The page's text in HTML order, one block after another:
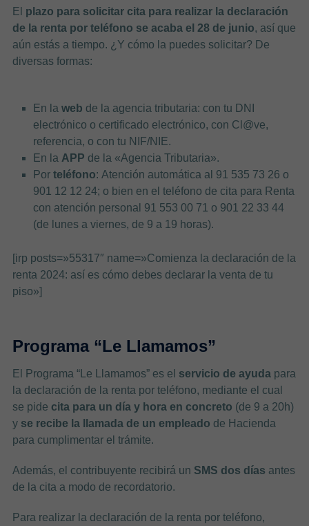
El plazo para solicitar cita para realizar la declaración
de la renta por teléfono se acaba el 28 de junio, así que
aún estás a tiempo. ¿Y cómo la puedes solicitar? De
diversas formas:
En laweb de la agencia tributaria: con tu DNI
electrónico o certificado electrónico, con Cl@ve,
referencia, o con tu NIF/NIE.
En la APP de la «Agencia Tributaria».
Porteléfono: Atención automática al 91 535 73 26 o
901 12 12 24; o bien en el teléfono de cita para Renta
con atención personal 91 553 00 71 o 901 22 33 44
(de lunes a viernes, de 9 a 19 horas).
[irp posts=»55317″ name=»Comienza la declaración de la
renta 2024: así es cómo debes declarar la venta de tu
piso»]
Programa “Le Llamamos”
El Programa “Le Llamamos” es el servicio de ayudapara
la declaración de la renta por teléfono, mediante el cual
se pide cita para un día y hora en concreto (de 9 a 20h)
y se recibe la llamada de un empleado de Hacienda
para cumplimentar el trámite.
Además, el contribuyente recibirá un SMS dos días antes
de la cita a modo de recordatorio.
Para realizar la declaración de la renta por teléfono,